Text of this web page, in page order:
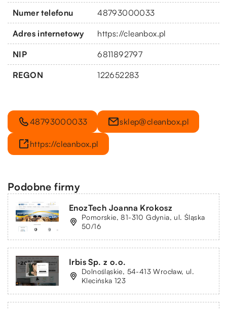
Numer telefonu 48793000033
Adres internetowy https://cleanbox.pl
NIP 6811892797
REGON 122652283
48793000033 sklep@cleanbox.pl
https://cleanbox.pl
Podobne firmy
EnozTech Joanna Krokosz
Pomorskie, 81-310 Gdynia, ul. Śląska
50/16
Irbis Sp. z o.o.
Dolnośląskie, 54-413 Wrocław, ul.
Klecińska 123